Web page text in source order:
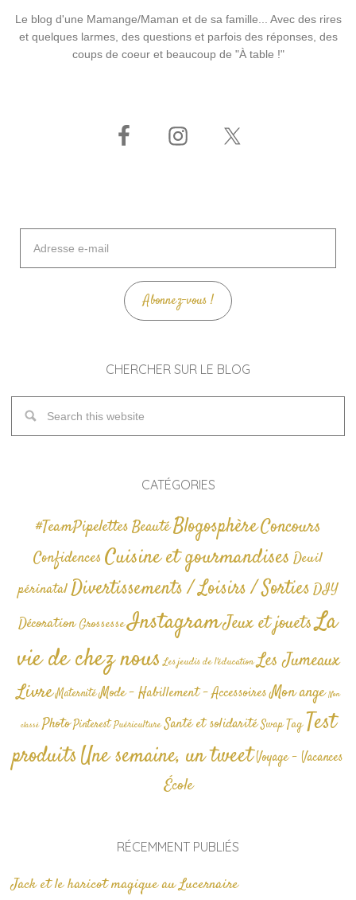
Le blog d'une Mamange/Maman et de sa famille... Avec des rires
et quelques larmes, des questions et parfois des réponses, des
coups de coeur et beaucoup de "À table !"
mail
Abonnez-vous !
CHERCHER SUR LE BLOG
CATÉGORIES
#TeamPipelettesBeautéBlogosphèreConcours
Confidences Cuisine et gourmandises Deuil
périnatalDivertissements / Loisirs / SortiesDIY
Décoration GrossesseInstagramJeux et jouetsLa
vie de chez nous Les jeudis de l'éducation Les Jumeaux
Livre Maternité Mode - Habillement - AccessoiresMon ange Non
classé Photo Pinterest Puériculture Santé et solidarité Swap TagTest
produitsUne semaine, un tweetVoyage - Vacances
École
RÉCEMMENT PUBLIÉS
Jack et le haricot magique au Lucernaire